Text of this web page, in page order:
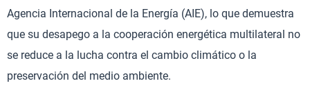
Agencia Internacional de la Energía (AIE), lo que demuestra
que su desapego a la cooperación energética multilateral no
se reduce a la lucha contra el cambio climático o la
preservación del medio ambiente.